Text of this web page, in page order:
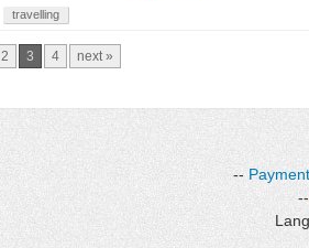
travelling
2 3 4 next »
--
--